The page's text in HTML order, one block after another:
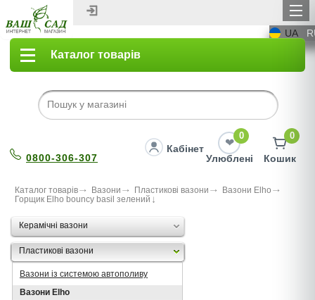
UA
Каталог товарів
0800-306-307
Кабінет
0
Улюблені
0
Кошик
Каталог товарів Вазони Пластикові вазони
Вазони Elho
Горщик Elho bouncy basil зелений
Керамічні вазони
Пластикові вазони
Вазони із системою автополиву
Вазони Elho